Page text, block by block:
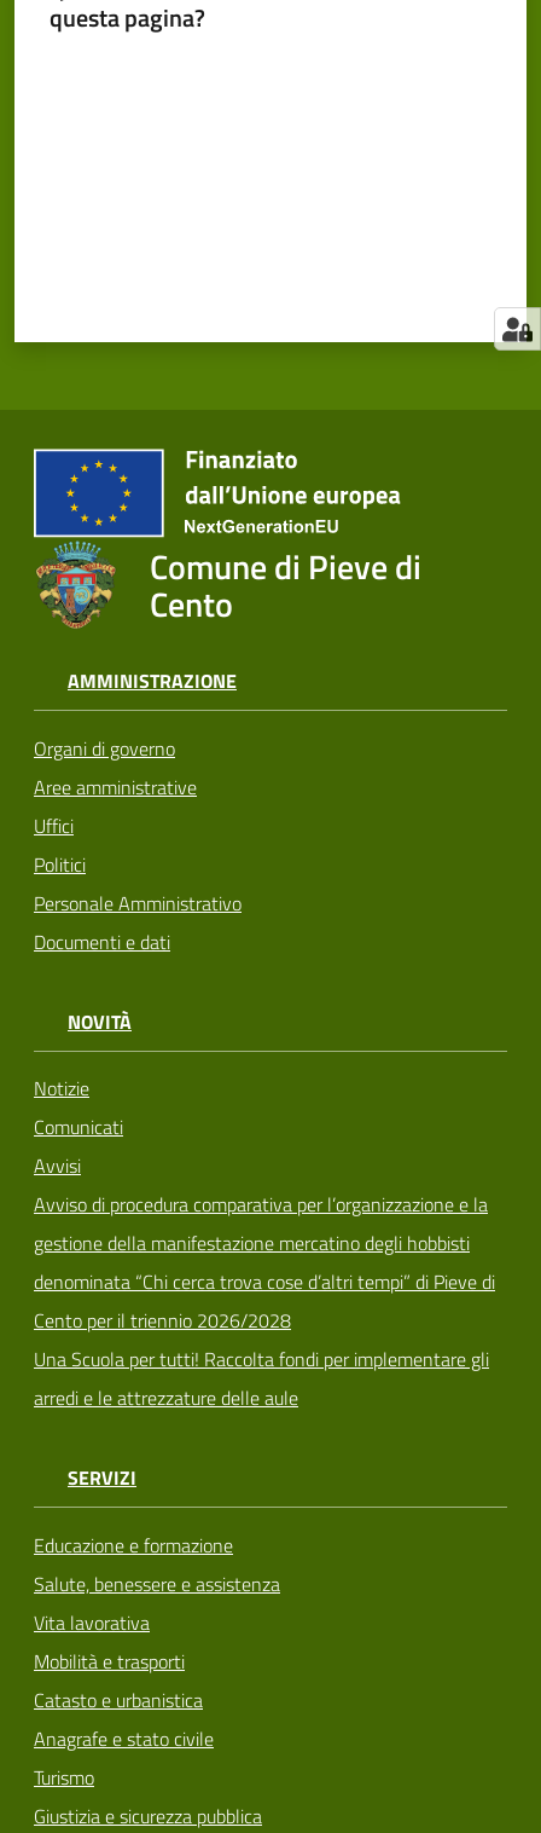
questa pagina?
Comune di Pieve di
Cento
AMMINISTRAZIONE
Organi di governo
Aree amministrative
Uffici
Politici
Personale Amministrativo
Documenti e dati
NOVITÀ
Notizie
Comunicati
Avvisi
Avviso di procedura comparativa per l’organizzazione e la
gestione della manifestazione mercatino degli hobbisti
denominata “Chi cerca trova cose d’altri tempi” di Pieve di
Cento per il triennio 2026/2028
Una Scuola per tutti! Raccolta fondi per implementare gli
arredi e le attrezzature delle aule
SERVIZI
Educazione e formazione
Salute, benessere e assistenza
Vita lavorativa
Mobilità e trasporti
Catasto e urbanistica
Anagrafe e stato civile
Turismo
Giustizia e sicurezza pubblica